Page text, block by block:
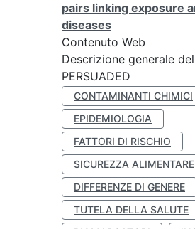
pairs linking exposure
diseases
Contenuto Web
Descrizione generale
PERSUADED
CONTAMINANTI CHIMICI
EPIDEMIOLOGIA
FATTORI DI RISCHIO
SICUREZZA ALIMENTARE
DIFFERENZE DI GENERE
TUTELA DELLA SALUTE